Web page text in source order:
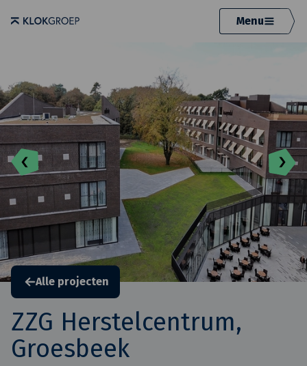
Menu
Alle projecten
ZZG Herstelcentrum,
Groesbeek